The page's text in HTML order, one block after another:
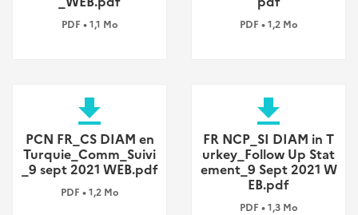
PDF • 1,1 Mo PDF • 1,2 Mo
file_download
PCN FR_CS DIAM en
Turquie_Comm_Suivi
_9 sept 2021 WEB.pdf
PDF • 1,2 Mo
file_download
FR NCP_SI DIAM in T
urkey_Follow Up Stat
ement_9 Sept 2021 W
EB.pdf
PDF • 1,3 Mo